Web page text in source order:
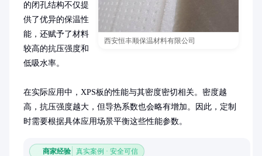
西安恒丰顺保温材料有限公司
的闭孔结构不仅提
供了优异的保温性
能，还赋予了材料
较高的抗压强度和
低吸水率。
在实际应用中，XPS板的性能与其密度密切相关。密度越
高，抗压强度越大，但导热系数也会略有增加。因此，定制
时需要根据具体应用场景平衡这些性能参数。
商家经验 真实案例 · 安全可信